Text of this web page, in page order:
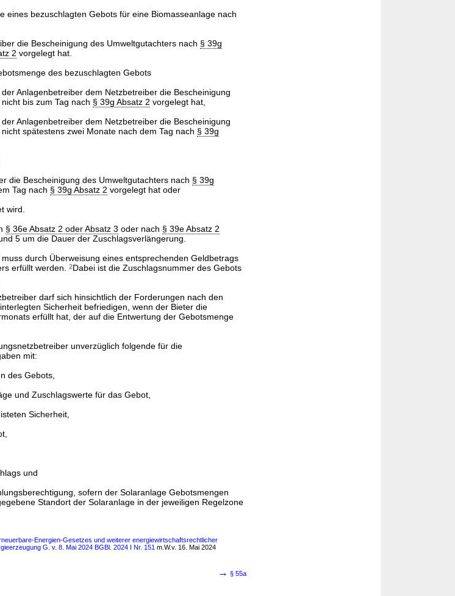
eines bezuschlagten Gebots für eine Biomasseanlage nach
die Bescheinigung des Umweltgutachters nach § 39g
2 vorgelegt hat.
des bezuschlagten Gebots
Anlagenbetreiber dem Netzbetreiber die Bescheinigung
bis zum Tag nach § 39g Absatz 2 vorgelegt hat,
Anlagenbetreiber dem Netzbetreiber die Bescheinigung
spätestens zwei Monate nach dem Tag nach § 39g
die Bescheinigung des Umweltgutachters nach § 39g
Tag nach § 39g Absatz 2 vorgelegt hat oder
wird.
§ 36e Absatz 2 oder Absatz 3 oder nach § 39e Absatz 2
5 um die Dauer der Zuschlagsverlängerung.
durch Überweisung eines entsprechenden Geldbetrags
erfüllt werden.
2Dabei ist die Zuschlagsnummer des Gebots
darf sich hinsichtlich der Forderungen nach den
Sicherheit befriedigen, wenn der Bieter die
erfüllt hat, der auf die Entwertung der Gebotsmenge
unverzüglich folgende für die
mit:
des Gebots,
und Zuschlagswerte für das Gebot,
Sicherheit,
und
sofern der Solaranlage Gebotsmengen
Standort der Solaranlage in der jeweiligen Regelzone
Energien-Gesetzes und weiterer energiewirtschaftsrechtlicher
G. v. 8. Mai 2024 BGBl. 2024 I Nr. 151 m.W.v. 16. Mai 2024
→ § 55a